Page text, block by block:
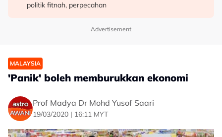
penyalahgunaan dadah dalam kalangan kanak-kanak -
Malaysia-Indonesia
politik fitnah, perpecahan
Advertisement
MALAYSIA
'Panik' boleh memburukkan ekonomi
Prof Madya Dr Mohd Yusof Saari
19/03/2020 | 16:11 MYT